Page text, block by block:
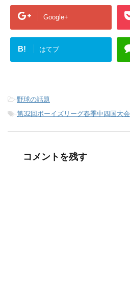
Google+
B! はてブ
-野球の話題
-第32回ボーイズリーグ春季中四国大会
コメントを残す